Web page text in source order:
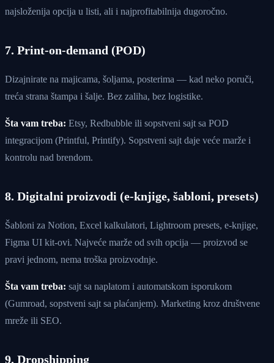
najsloženija opcija u listi, ali i najprofitabilnija dugoročno.
7. Print-on-demand (POD)
Dizajnirate na majicama, šoljama, posterima — kad neko poruči,
treća strana štampa i šalje. Bez zaliha, bez logistike.
Šta vam treba: Etsy, Redbubble ili sopstveni sajt sa POD
integracijom (Printful, Printify). Sopstveni sajt daje veće marže i
kontrolu nad brendom.
8. Digitalni proizvodi (e-knjige, šabloni, presets)
Šabloni za Notion, Excel kalkulatori, Lightroom presets, e-knjige,
Figma UI kit-ovi. Najveće marže od svih opcija — proizvod se
pravi jednom, nema troška proizvodnje.
Šta vam treba: sajt sa naplatom i automatskom isporukom
(Gumroad, sopstveni sajt sa plaćanjem). Marketing kroz društvene
mreže ili SEO.
9. Dropshipping